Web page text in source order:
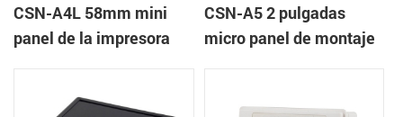
CSN-A4L 58mm mini
panel de la impresora
CSN-A5 2 pulgadas
micro panel de montaje